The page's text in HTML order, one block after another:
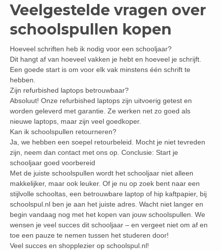
Veelgestelde vragen over
schoolspullen kopen
Hoeveel schriften heb ik nodig voor een schooljaar?
Dit hangt af van hoeveel vakken je hebt en hoeveel je schrijft.
Een goede start is om voor elk vak minstens één schrift te
hebben.
Zijn refurbished laptops betrouwbaar?
Absoluut! Onze refurbished laptops zijn uitvoerig getest en
worden geleverd met garantie. Ze werken net zo goed als
nieuwe laptops, maar zijn veel goedkoper.
Kan ik schoolspullen retourneren?
Ja, we hebben een soepel retourbeleid. Mocht je niet tevreden
zijn, neem dan contact met ons op. Conclusie: Start je
schooljaar goed voorbereid
Met de juiste schoolspullen wordt het schooljaar niet alleen
makkelijker, maar ook leuker. Of je nu op zoek bent naar een
stijlvolle schooltas, een betrouwbare laptop of hip kaftpapier, bij
schoolspul.nl ben je aan het juiste adres. Wacht niet langer en
begin vandaag nog met het kopen van jouw schoolspullen. We
wensen je veel succes dit schooljaar – en vergeet niet om af en
toe een pauze te nemen tussen het studeren door!
Veel succes en shopplezier op schoolspul.nl!